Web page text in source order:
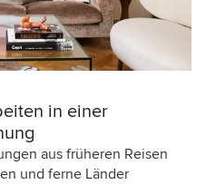
in einer
aus früheren Reisen
und ferne Länder